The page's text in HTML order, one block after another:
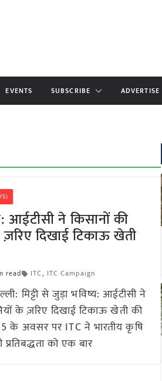
EVENTS SUBSCRIBE ADVERTISE
आईटीसी ने किसानों की
दिखाई टिकाऊ खेती
read ITC, ITC Campaign
मिट्टी से जुड़ा भविष्य: आईटीसी ने
के ज़रिए दिखाई टिकाऊ खेती की
के अवसर पर ITC ने भारतीय कृषि
को एक बार